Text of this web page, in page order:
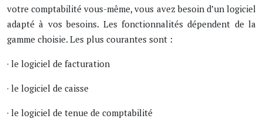
votre comptabilité vous-même, vous avez besoin d’un logiciel
adapté à vos besoins. Les fonctionnalités dépendent de la
gamme choisie. Les plus courantes sont :
· le logiciel de facturation
· le logiciel de caisse
· le logiciel de tenue de comptabilité